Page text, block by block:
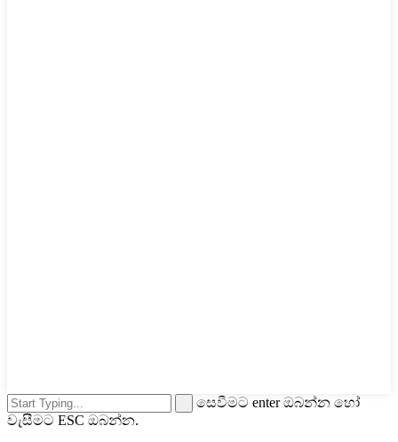
සෙවීමට enter ඔබන්න හෝ
වැසීමට ESC ඔබන්න.